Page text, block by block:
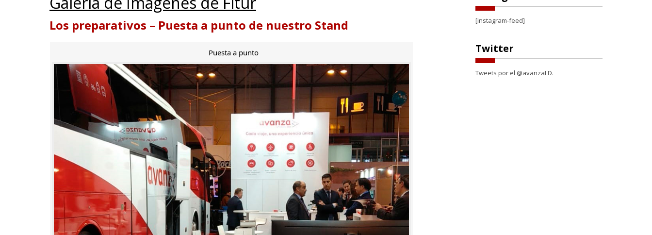
Los preparativos – Puesta a punto de nuestro Stand
Puesta a punto
[instagram-feed]
Twitter
Tweets por el @avanzaLD.